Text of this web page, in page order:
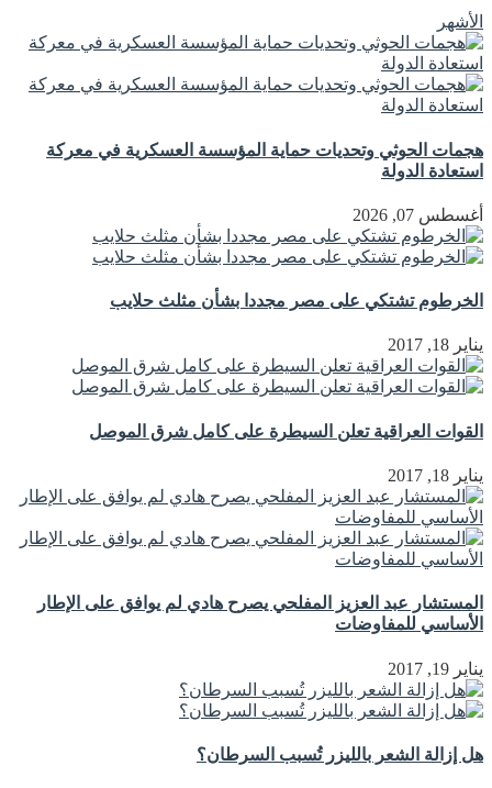
الأشهر
هجمات الحوثي وتحديات حماية المؤسسة العسكرية في معركة
استعادة الدولة
أغسطس 07, 2026
الخرطوم تشتكي على مصر مجددا بشأن مثلث حلايب
يناير 18, 2017
القوات العراقية تعلن السيطرة على كامل شرق الموصل
يناير 18, 2017
المستشار عبد العزيز المفلحي يصرح هادي لم يوافق على الإطار
الأساسي للمفاوضات
يناير 19, 2017
هل إزالة الشعر بالليزر تُسبب السرطان؟